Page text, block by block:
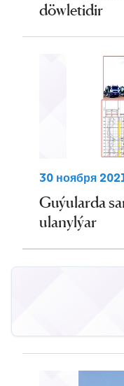
döwletidir
30 ноября
Guýularda
ulanylýar